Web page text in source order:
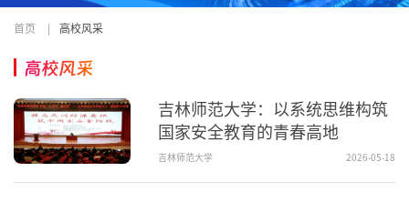
首页 高校风采
高校风采
吉林师范大学：以系统思维构筑
国家安全教育的青春高地
吉林师范大学 2026-05-18